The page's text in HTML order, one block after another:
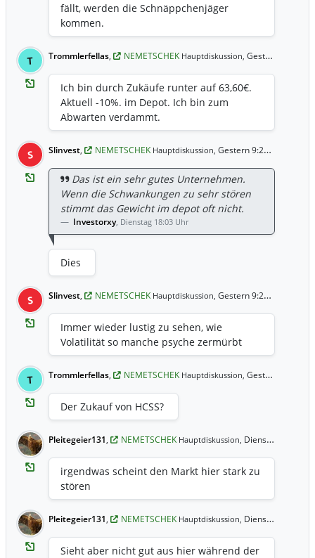
fällt, werden die Schnäppchenjäger
kommen.
T Trommlerfellas, NEMETSCHEK Hauptdiskussion, Gestern 9:26 Uhr
Ich bin durch Zukäufe runter auf 63,60€.
Aktuell -10%. im Depot. Ich bin zum
Abwarten verdammt.
S Slinvest, NEMETSCHEK Hauptdiskussion, Gestern 9:25 Uhr
Das ist ein sehr gutes Unternehmen.
Wenn die Schwankungen zu sehr stören
stimmt das Gewicht im depot oft nicht.
Investorxy, Dienstag 18:03 Uhr
Dies
S Slinvest, NEMETSCHEK Hauptdiskussion, Gestern 9:25 Uhr
Immer wieder lustig zu sehen, wie
Volatilität so manche psyche zermürbt
T Trommlerfellas, NEMETSCHEK Hauptdiskussion, Gestern 9:22 Uhr
Der Zukauf von HCSS?
Pleitegeier131, NEMETSCHEK Hauptdiskussion, Dienstag 22:17 Uhr
irgendwas scheint den Markt hier stark zu
stören
Pleitegeier131, NEMETSCHEK Hauptdiskussion, Dienstag 22:16 Uhr
Sieht aber nicht gut aus hier während der